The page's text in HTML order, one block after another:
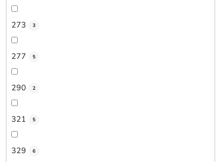
273 3
277 5
290 2
321 5
329 6